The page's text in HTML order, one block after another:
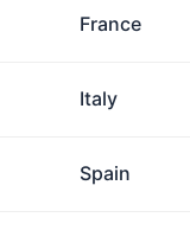
France
Italy
Spain